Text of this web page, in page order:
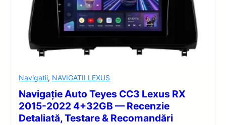
Navigatii, NAVIGATII LEXUS
Navigație Auto Teyes CC3 Lexus RX
2015-2022 4+32GB — Recenzie
Detaliată, Testare & Recomandări